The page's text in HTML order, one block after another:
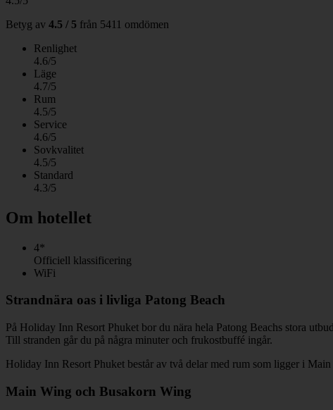
Betyg av 4.5 / 5 från 5411 omdömen
Renlighet
4.6/5
Läge
4.7/5
Rum
4.5/5
Service
4.6/5
Sovkvalitet
4.5/5
Standard
4.3/5
Om hotellet
4*
Officiell klassificering
WiFi
Strandnära oas i livliga Patong Beach
På Holiday Inn Resort Phuket bor du nära hela Patong Beachs stora
Till stranden går du på några minuter och frukostbuffé ingår.
Holiday Inn Resort Phuket består av två delar med rum som ligger i
Main Wing och Busakorn Wing